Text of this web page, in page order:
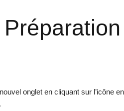
onglet en cliquant sur l’icône